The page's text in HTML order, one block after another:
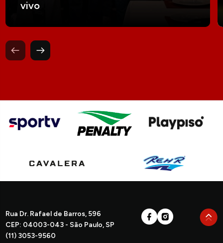
vivo
Rua Dr. Rafael de Barros, 596
CEP: 04003-043 - São Paulo, SP
(11) 3053-9560